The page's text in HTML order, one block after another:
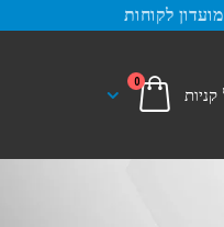
מועדון לקוחות
0